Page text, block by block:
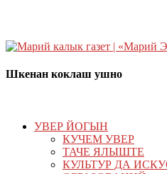
Шкенан коклаш ушно
УВЕР ЙОГЫН
КУЧЕМ УВЕР
ТАЧЕ ЯЛЫШТЕ
КУЛЬТУР ДА